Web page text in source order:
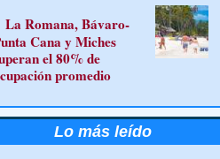
La Romana, Bávaro-
Cana y Miches
el 80% de
promedio
Lo más leído